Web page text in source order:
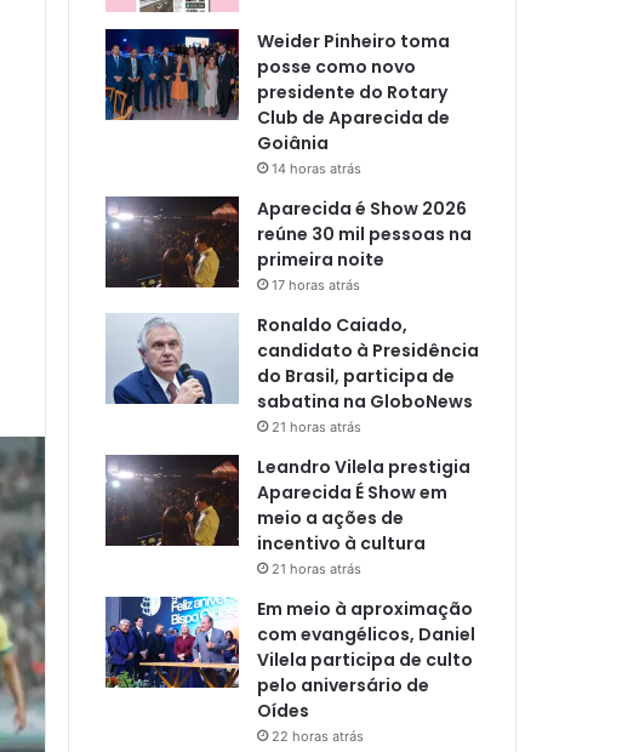
Weider Pinheiro toma
posse como novo
presidente do Rotary
Club de Aparecida de
Goiânia
14 horas atrás
Aparecida é Show 2026
reúne 30 mil pessoas na
primeira noite
17 horas atrás
Ronaldo Caiado,
candidato à Presidência
do Brasil, participa de
sabatina na GloboNews
21 horas atrás
Leandro Vilela prestigia
Aparecida É Show em
meio a ações de
incentivo à cultura
21 horas atrás
Em meio à aproximação
com evangélicos, Daniel
Vilela participa de culto
pelo aniversário de
Oídes
22 horas atrás